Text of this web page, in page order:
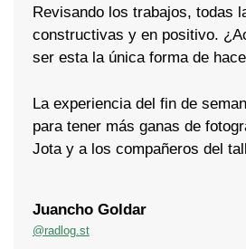
Revisando los trabajos, todas
constructivas y en positivo.
ser esta la única forma de
La experiencia del fin de
para tener más ganas de
Jota y a los compañeros del
Juancho Goldar
@radlog.st